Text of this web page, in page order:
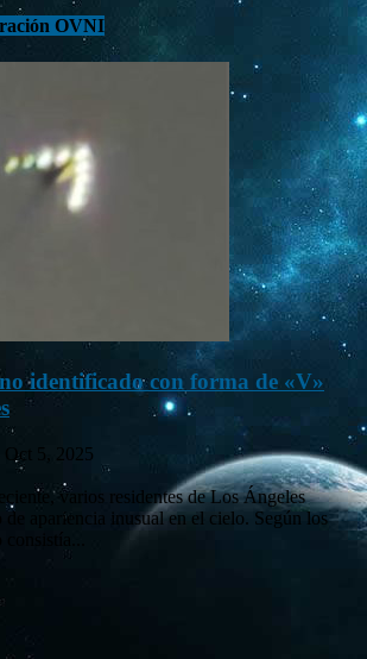
OVNI
identificado con forma de «V»
Oct 5, 2025
varios residentes de Los Ángeles
de apariencia inusual en el cielo. Según los